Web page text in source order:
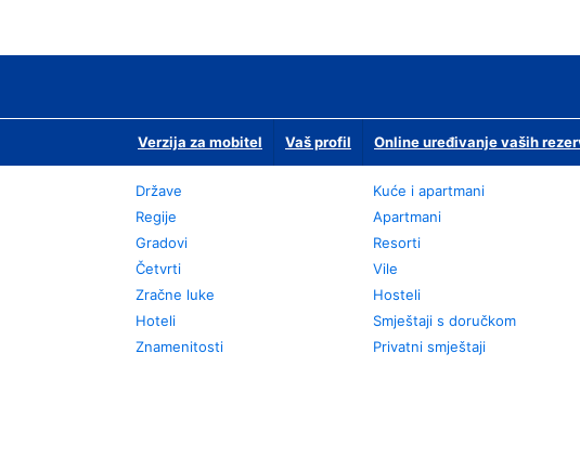
Verzija za mobitel Vaš profil Online uređivanje vaših
Države
Regije
Gradovi
Četvrti
Zračne luke
Hoteli
Znamenitosti
Kuće i apartmani
Apartmani
Resorti
Vile
Hosteli
Smještaji s doručkom
Privatni smještaji